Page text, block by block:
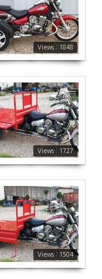
Views : 1848
1848
Views : 1727
1727
Views : 1504
1504